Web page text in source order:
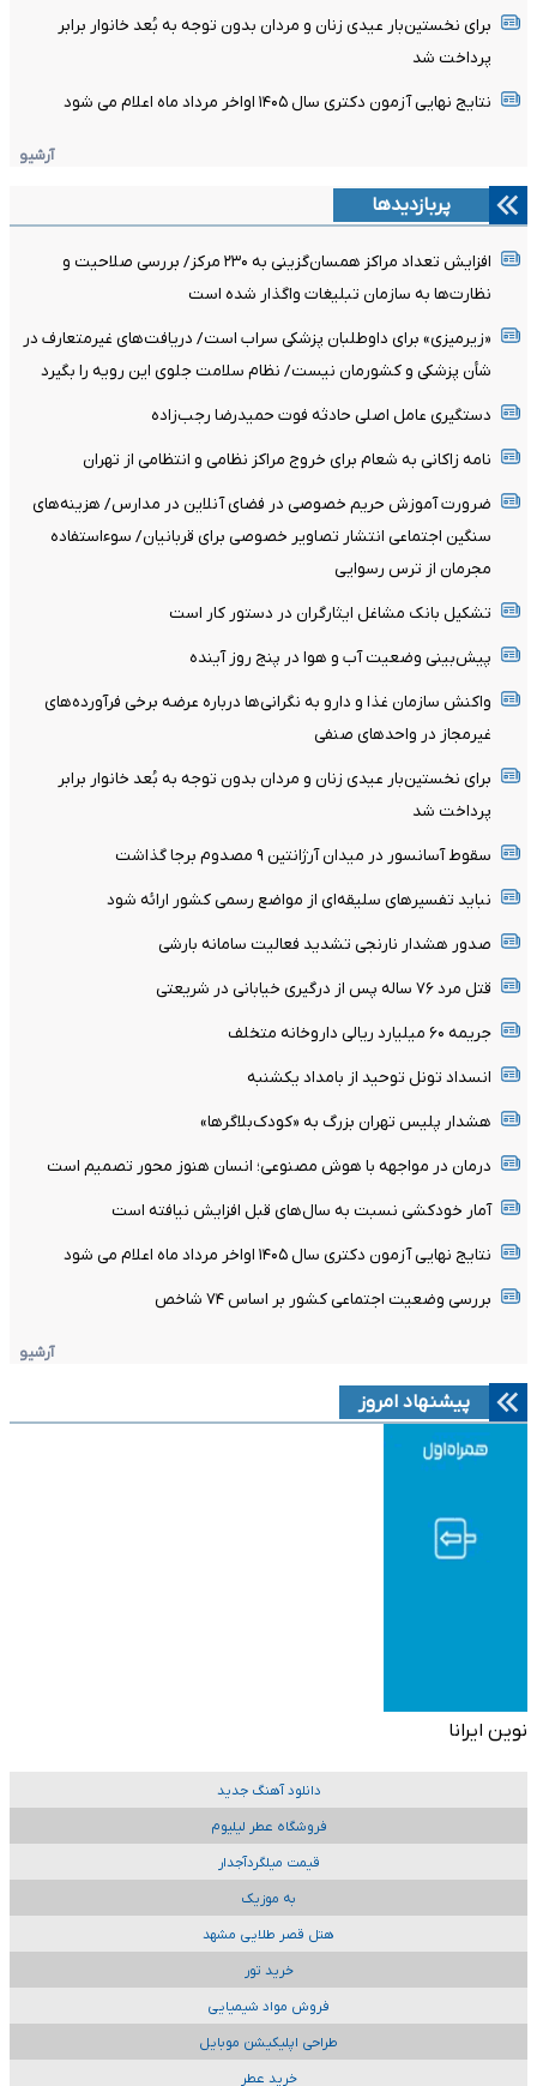
برای نخستین‌بار عیدی زنان و مردان بدون توجه به بُعد خانوار برابر
پرداخت شد
نتایج نهایی آزمون دکتری سال ۱۴۰۵ اواخر مرداد ماه اعلام می شود
آرشیو
پربازدیدها
افزایش تعداد مراکز همسان‌گزینی به ۲۳۰ مرکز/ بررسی صلاحیت و
نظارت‌ها به سازمان تبلیغات واگذار شده است
«زیرمیزی» برای داوطلبان پزشکی سراب است/ دریافت‌های غیرمتعارف در
شأن پزشکی و کشورمان نیست/ نظام سلامت جلوی این رویه را بگیرد
دستگیری عامل اصلی حادثه فوت حمیدرضا رجب‌زاده
نامه زاکانی به شعام برای خروج مراکز نظامی و انتظامی از تهران
ضرورت آموزش حریم خصوصی در فضای آنلاین در مدارس/ هزینه‌های
سنگین اجتماعی انتشار تصاویر خصوصی برای قربانیان/ سوءاستفاده
مجرمان از ترس رسوایی
تشکیل بانک مشاغل ایثارگران در دستور کار است
پیش‌بینی وضعیت آب و هوا در پنج روز آینده
واکنش سازمان غذا و دارو به نگرانی‌ها درباره عرضه برخی فرآورده‌های
غیرمجاز در واحدهای صنفی
برای نخستین‌بار عیدی زنان و مردان بدون توجه به بُعد خانوار برابر
پرداخت شد
سقوط آسانسور در میدان آرژانتین ۹ مصدوم برجا گذاشت
نباید تفسیرهای سلیقه‌ای از مواضع رسمی کشور ارائه شود
صدور هشدار نارنجی تشدید فعالیت سامانه بارشی
قتل مرد ۷۶ ساله پس از درگیری خیابانی در شریعتی
جریمه ۶۰ میلیارد ریالی داروخانه متخلف
انسداد تونل توحید از بامداد یکشنبه
هشدار پلیس تهران بزرگ به «کودک‌بلاگرها»
درمان در مواجهه با هوش مصنوعی؛ انسان هنوز محور تصمیم است
آمار خودکشی نسبت به سال‌های قبل افزایش نیافته است
نتایج نهایی آزمون دکتری سال ۱۴۰۵ اواخر مرداد ماه اعلام می شود
بررسی وضعیت اجتماعی کشور بر اساس ۷۴ شاخص
آرشیو
پیشنهاد امروز
نوین ایرانا
دانلود آهنگ جدید
فروشگاه عطر لیلیوم
قیمت میلگردآجدار
به موزیک
هتل قصر طلایی مشهد
خرید تور
فروش مواد شیمیایی
طراحی اپلیکیشن موبایل
خرید عطر